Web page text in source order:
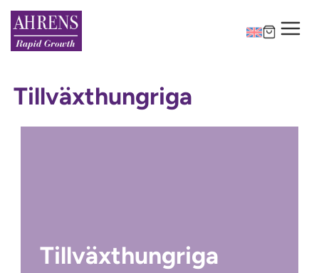
Tillväxthungriga
Tillväxthungriga